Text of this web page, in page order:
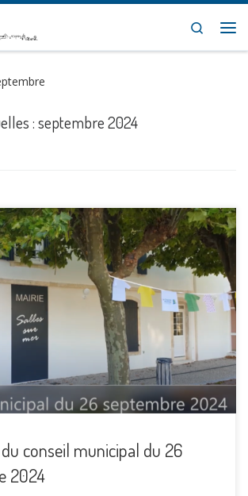
Search
:septembre 2024
conseil municipal du 26
2024